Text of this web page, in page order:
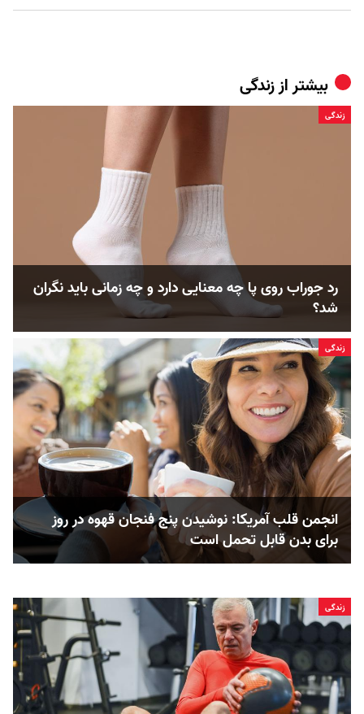
بیشتر اززندگی
زندگی
رد جوراب روی پا چه معنایی دارد و چه زمانی باید نگران
شد؟
زندگی
انجمن قلب آمریکا: نوشیدن پنج فنجان قهوه در روز
برای بدن قابل ‌تحمل است
زندگی